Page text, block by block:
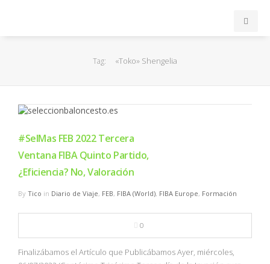
EuroLeague
FIBA
OTROS
Tag: «Toko» Shengelia
#SelMas FEB 2022 Tercera
Ventana FIBA Quinto Partido,
¿Eficiencia? No, Valoración
By Tico in Diario de Viaje, FEB, FIBA (World), FIBA Europe, Formación
0
Finalizábamos el Artículo que Publicábamos Ayer, miércoles,